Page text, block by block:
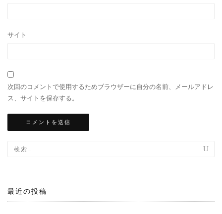
サイト
次回のコメントで使用するためブラウザーに自分の名前、メールアドレ
ス、サイトを保存する。
最近の投稿